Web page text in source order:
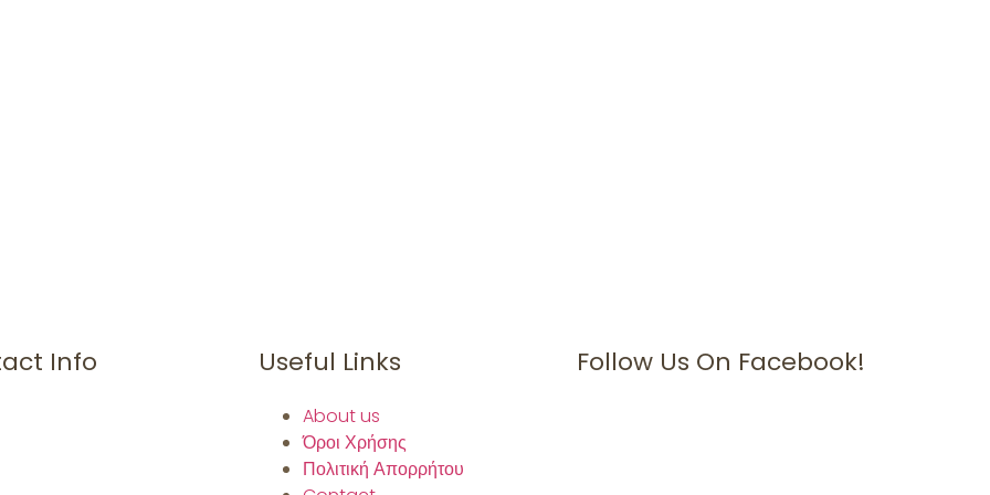
Info Useful Links
About us
Όροι Χρήσης
Πολιτική Απορρήτου
Follow Us On Facebook!